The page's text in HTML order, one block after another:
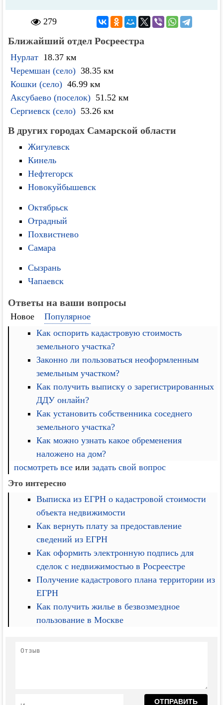
279
Ближайший отдел Росреестра
Нурлат 18.37 км
Черемшан (село) 38.35 км
Кошки (село) 46.99 км
Аксубаево (поселок) 51.52 км
Сергиевск (село) 53.26 км
В других городах Самарской области
Жигулевск
Кинель
Нефтегорск
Новокуйбышевск
Октябрьск
Отрадный
Похвистнево
Самара
Сызрань
Чапаевск
Ответы на ваши вопросы
Новое
Популярное
Как оспорить кадастровую стоимость
земельного участка?
Законно ли пользоваться неоформленным
земельным участком?
Как получить выписку о зарегистрированных
ДДУ онлайн?
Как установить собственника соседнего
земельного участка?
Как можно узнать какое обременения
наложено на дом?
посмотреть все илизадать свой вопрос
Это интересно
Выписка из ЕГРН о кадастровой стоимости
объекта недвижимости
Как вернуть плату за предоставление
сведений из ЕГРН
Как оформить электронную подпись для
сделок с недвижимостью в Росреестре
Получение кадастрового плана территории из
ЕГРН
Как получить жилье в безвозмездное
пользование в Москве